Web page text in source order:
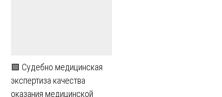
🟩 Судебно медицинская
экспертиза качества
оказания медицинской